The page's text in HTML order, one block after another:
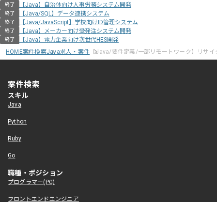
終了 【Java】自治体向け人事労務システム開発
終了 【Java/SQL】データ連携システム
終了 【Java/JavaScript】学校向けID管理システム
終了 【Java】メーカー向け受発注システム開発
終了
【Java】電力企業向け次世代HES開発
HOME案件検索Java求人・案件 【Java/要件定義/一部リモートワーク】リサ
案件検索
スキル
Java
Python
Ruby
Go
職種・ポジション
プログラマー(PG)
フロントエンドエンジニア